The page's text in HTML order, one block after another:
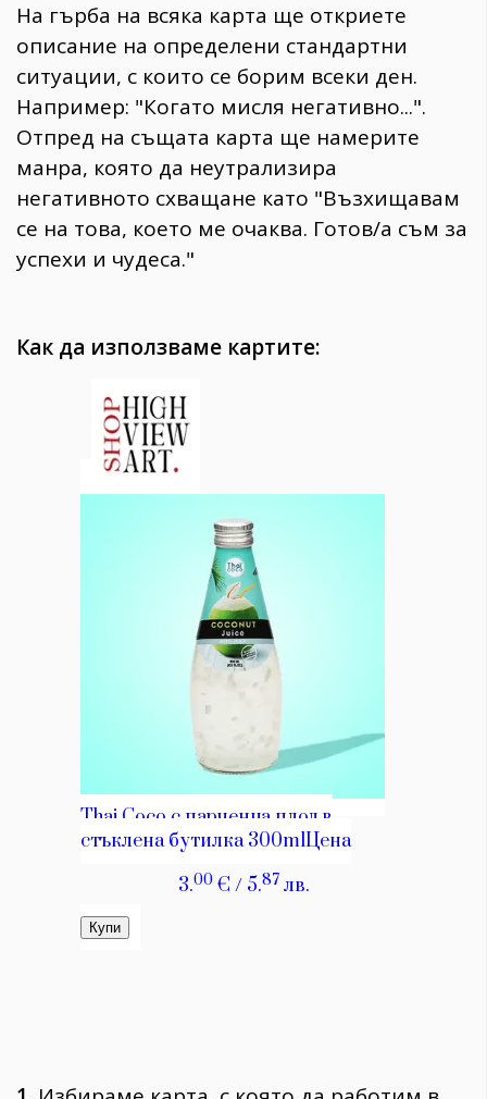
На гърба на всяка карта ще откриете
описание на определени стандартни
ситуации, с които се борим всеки ден.
Например: "Когато мисля негативно...".
Отпред на същата карта ще намерите
манра, която да неутрализира
негативното схващане като "Възхищавам
се на това, което ме очаква. Готов/а съм за
успехи и чудеса."
Как да използваме картите: